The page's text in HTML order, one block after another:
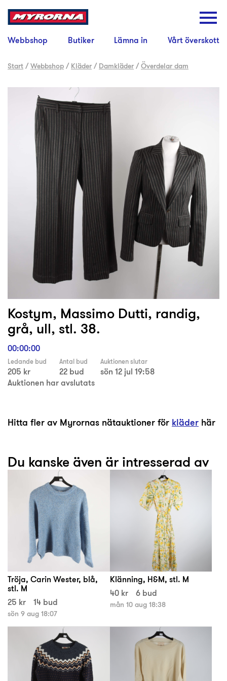
Webbshop Butiker Lämna in Vårt överskott
Start /Webbshop / Kläder / Damkläder /Överdelar dam
Kostym, Massimo Dutti, randig,
grå, ull, stl. 38.
00:00:00
Ledande bud
205 kr
Antal bud
22 bud
Auktionen slutar
sön 12 jul 19:58
Auktionen har avslutats
Hitta fler av Myrornas nätauktioner för kläder här
Du kanske även är intresserad av
Tröja, Carin Wester, blå,
stl. M
25 kr
14 bud
sön 9 aug 18:07
Klänning, H&M, stl. M
40 kr
6 bud
mån 10 aug 18:38